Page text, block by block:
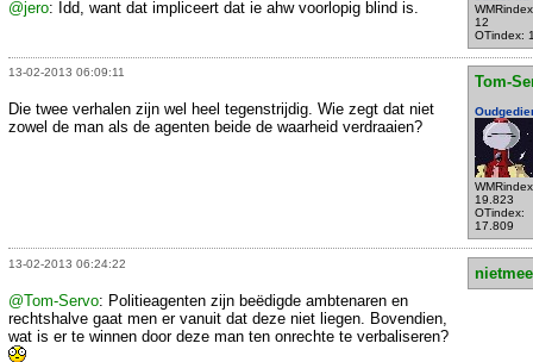
12
OTindex:
@jero: Idd, want dat impliceert dat ie ahw voorlopig blind is.
13-02-2013 06:09:11
Tom-
19.823
OTindex:
17.809
Die twee verhalen zijn wel heel tegenstrijdig. Wie zegt dat niet
zowel de man als de agenten beide de waarheid verdraaien?
13-02-2013 06:24:22
@Tom-Servo: Politieagenten zijn beëdigde ambtenaren en
rechtshalve gaat men er vanuit dat deze niet liegen. Bovendien,
wat is er te winnen door deze man ten onrechte te verbaliseren?